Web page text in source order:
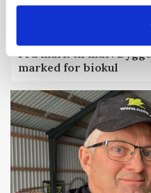
Fra mark til mur:
marked for biokul